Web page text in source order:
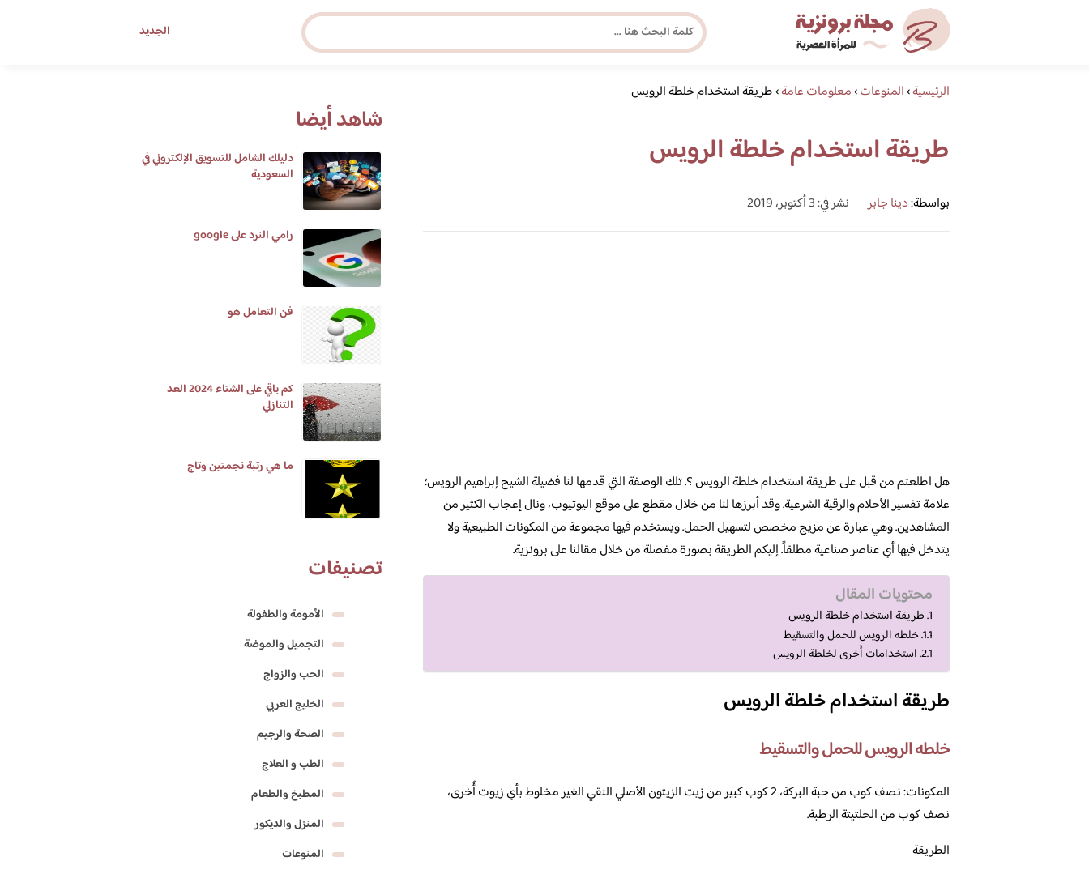
الجديد
مجلة برونزية للفتاة العصرية الرئيسية›المنوعات›معلومات عامة›طريقة استخدام خلطة الرويس
طريقة استخدام خلطة الرويس
بواسطة:دينا جابر نشر في: 3 أكتوبر، 2019
هل اطلعتم من قبل على طريقة استخدام خلطة الرويس ؟. تلك الوصفة التي قدمها لنا فضيلة الشيح إبراهيم الرويس؛
علامة تفسير الأحلام والرقية الشرعية. وقد أبرزها لنا من خلال مقطع على موقع اليوتيوب، ونال إعجاب الكثير من
المشاهدين. وهي عبارة عن مزيج مخصص لتسهيل الحمل. ويستخدم فيها مجموعة من المكونات الطبيعية ولا
يتدخل فيها أي عناصر صناعية مطلقاً. إليكم الطريقة بصورة مفصلة من خلال مقالنا على برونزية.
محتويات المقال
طريقة استخدام خلطة الرويس
خلطه الرويس للحمل والتسقيط
استخدامات أُخرى لخلطة الرويس
طريقة استخدام خلطة الرويس
خلطه الرويس للحمل والتسقيط
المكونات: نصف كوب من حبة البركة، 2 كوب كبير من زيت الزيتون الأصلي النقي الغير مخلوط بأي زيوت أُخرى،
نصف كوب من الحلتيتة الرطبة.
الطريقة
شاهد أيضا
دليلك الشامل للتسويق الإلكتروني في
السعودية
رامي النرد على google
فن التعامل هو
كم باقي على الشتاء 2024 العد
التنازلي
ما هي رتبة نجمتين وتاج
تصنيفات
الأمومة والطفولة
التجميل والموضة
الحب والزواج
الخليج العربي
الصحة والرجيم
الطب و العلاج
المطبخ والطعام
المنزل والديكور
المنوعات